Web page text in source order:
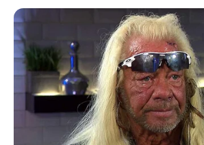
Rekomendasi Jenis
Kucing yang Cocok
Dipelihara, Berminat
10
untuk